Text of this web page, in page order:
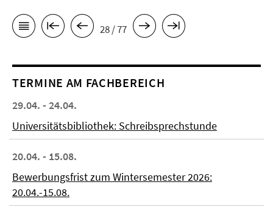
28 / 77
TERMINE AM FACHBEREICH
29.04. - 24.04.
Universitätsbibliothek: Schreibsprechstunde
20.04. - 15.08.
Bewerbungsfrist zum Wintersemester 2026:
20.04.-15.08.